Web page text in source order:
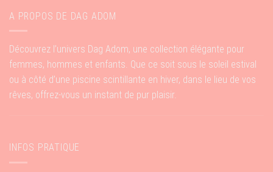
A PROPOS DE DAG ADOM
Découvrez l’univers Dag Adom, une collection élégante pour
femmes, hommes et enfants. Que ce soit sous le soleil estival
ou à côté d’une piscine scintillante en hiver, dans le lieu de vos
rêves, offrez-vous un instant de pur plaisir.
INFOS PRATIQUE